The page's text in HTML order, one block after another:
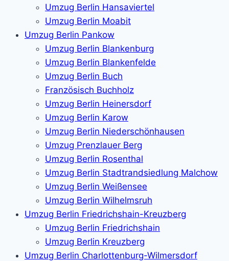
Umzug Berlin Hansaviertel
Umzug Berlin Moabit
Umzug Berlin Pankow
Umzug Berlin Blankenburg
Umzug Berlin Blankenfelde
Umzug Berlin Buch
Französisch Buchholz
Umzug Berlin Heinersdorf
Umzug Berlin Karow
Umzug Berlin Niederschönhausen
Umzug Prenzlauer Berg
Umzug Berlin Rosenthal
Umzug Berlin Stadtrandsiedlung Malchow
Umzug Berlin Weißensee
Umzug Berlin Wilhelmsruh
Umzug Berlin Friedrichshain-Kreuzberg
Umzug Berlin Friedrichshain
Umzug Berlin Kreuzberg
Umzug Berlin Charlottenburg-Wilmersdorf